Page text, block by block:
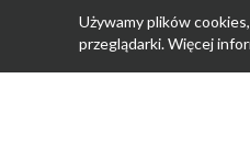
Używamy plików
przeglądarki. Więcej